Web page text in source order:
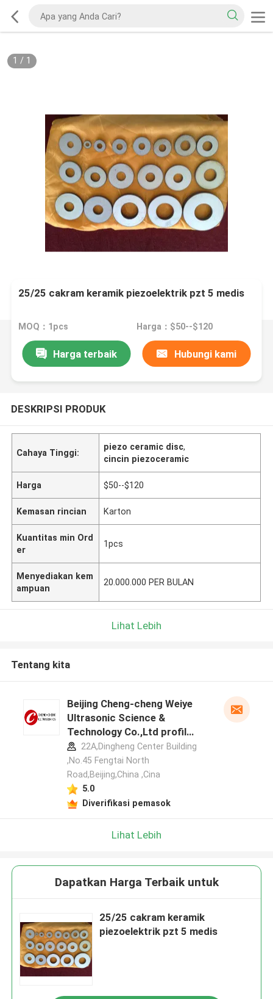
1 / 1
25/25 cakram keramik piezoelektrik pzt 5 medis
MOQ：1pcs Harga：$50--$120
Harga terbaik Hubungi kami
DESKRIPSI PRODUK
Cahaya Tinggi:
piezo ceramic disc,
cincin piezoceramic
Harga $50--$120
Kemasan rincian Karton
Kuantitas min Ord
er
1pcs
Menyediakan kem
ampuan
20.000.000 PER BULAN
Lihat Lebih
Tentang kita
Beijing Cheng-cheng Weiye
Ultrasonic Science &
Technology Co.,Ltd profil
pabrikan
22A,Dingheng Center Building
,No.45 Fengtai North
Road,Beijing,China ,Cina
5.0
Diverifikasi pemasok
Lihat Lebih
Dapatkan Harga Terbaik untuk
25/25 cakram keramik
piezoelektrik pzt 5 medis